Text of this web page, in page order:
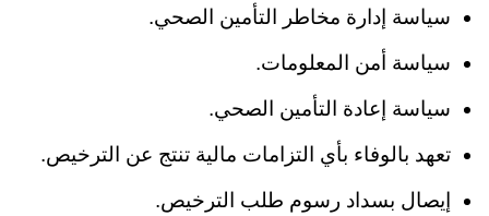
سياسة إدارة مخاطر التأمين الصحي.
سياسة أمن المعلومات.
سياسة إعادة التأمين الصحي.
تعهد بالوفاء بأي التزامات مالية تنتج عن الترخيص.
إيصال بسداد رسوم طلب الترخيص.